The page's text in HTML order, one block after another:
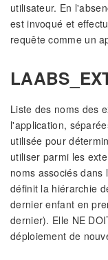
utilisateur. En
est invoqué et
requête comme un
Liste des noms des
l'application,
utilisée pour
utiliser parmi les
noms associés
définit la hiérarchie
dernier enfant en
dernier). Elle NE
déploiement de